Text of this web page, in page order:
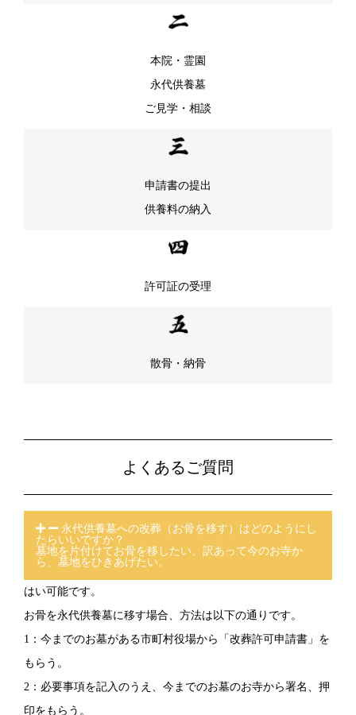
本院・霊園
永代供養墓
ご見学・相談
申請書の提出
供養料の納入
許可証の受理
散骨・納骨
よくあるご質問
永代供養墓への改葬（お骨を移す）はどのようにし
たらいいですか？
墓地を片付けてお骨を移したい、訳あって今のお寺か
ら、墓地をひきあげたい。
はい可能です。
お骨を永代供養墓に移す場合、方法は以下の通りです。
1：今までのお墓がある市町村役場から「改葬許可申請書」を
もらう。
2：必要事項を記入のうえ、今までのお墓のお寺から署名、押
印をもらう。